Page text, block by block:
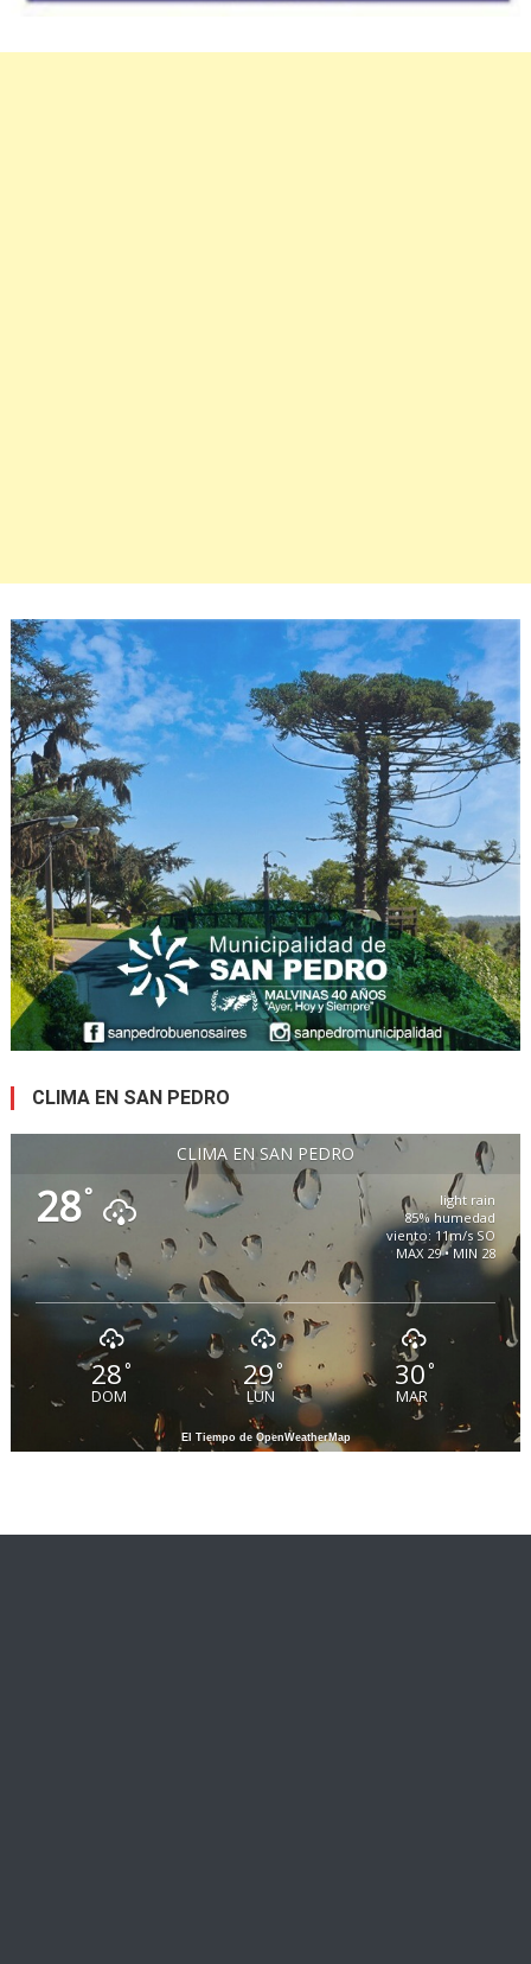
CLIMA EN SAN PEDRO
CLIMA EN SAN PEDRO
28°
light rain
85% humedad
viento: 11m/s SO
MAX 29 • MIN 28
28°
DOM
29 °
LUN
30°
MAR
El Tiempo de OpenWeatherMap